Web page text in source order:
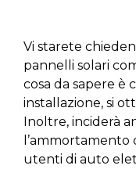
Vi starete
pannelli solari
cosa da sapere è
installazione, si
Inoltre, inciderà
l’ammortamento
utenti di auto